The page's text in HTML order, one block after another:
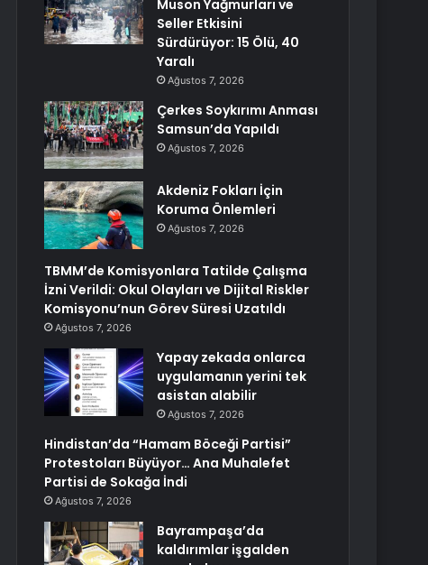
Muson Yağmurları ve
Seller Etkisini
Sürdürüyor: 15 Ölü, 40
Yaralı
Ağustos 7, 2026
Çerkes Soykırımı Anması
Samsun’da Yapıldı
Ağustos 7, 2026
Akdeniz Fokları İçin
Koruma Önlemleri
Ağustos 7, 2026
TBMM’de Komisyonlara Tatilde Çalışma
İzni Verildi: Okul Olayları ve Dijital Riskler
Komisyonu’nun Görev Süresi Uzatıldı
Ağustos 7, 2026
Yapay zekada onlarca
uygulamanın yerini tek
asistan alabilir
Ağustos 7, 2026
Hindistan’da “Hamam Böceği Partisi”
Protestoları Büyüyor… Ana Muhalefet
Partisi de Sokağa İndi
Ağustos 7, 2026
Bayrampaşa’da
kaldırımlar işgalden